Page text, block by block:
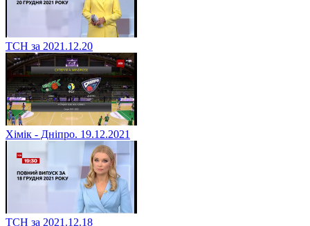
ТСН за 2021.12.20
Хімік - Дніпро. 19.12.2021
ТСН за 2021.12.18